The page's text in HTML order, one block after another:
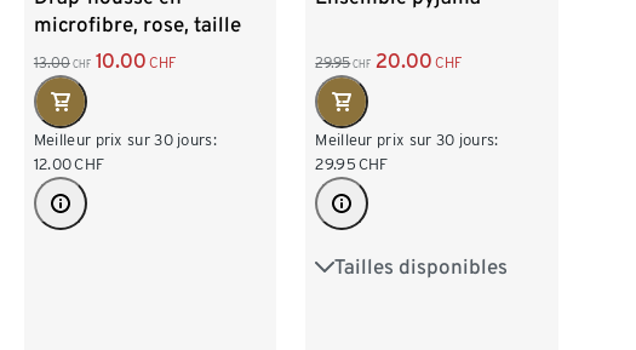
microfibre, rose, taille
normale
13.00 CHF 10.00 CHF
Meilleur prix sur 30 jours:
12.00CHF
29.95 CHF 20.00 CHF
Meilleur prix sur 30 jours:
29.95 CHF
Tailles disponibles
XS 32/34 S 36/38